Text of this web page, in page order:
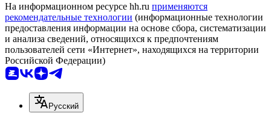
На информационном ресурсе hh.ru применяются
рекомендательные технологии (информационные технологии
предоставления информации на основе сбора, систематизации
и анализа сведений, относящихся к предпочтениям
пользователей сети «Интернет», находящихся на территории
Российской Федерации)
Русский